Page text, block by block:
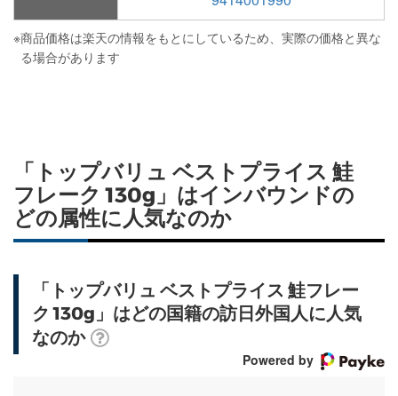
※商品価格は楽天の情報をもとにしているため、実際の価格と異な
る場合があります
「トップバリュ ベストプライス 鮭
フレーク 130g」はインバウンドの
どの属性に人気なのか
「トップバリュ ベストプライス 鮭フレー
ク 130g」はどの国籍の訪日外国人に人気
なのか
Powered by